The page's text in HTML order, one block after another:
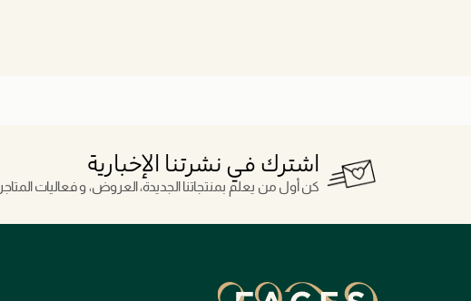
اشترك في نشرتنا الإخبارية
كن أول من يعلم بمنتجاتنا الجديدة، العروض، و فعاليات المتاجر.